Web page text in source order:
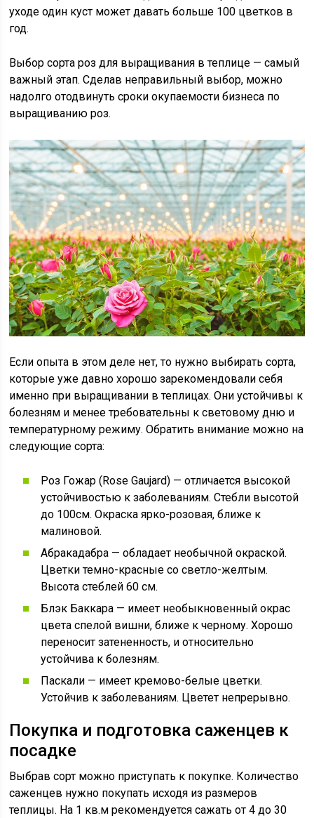
уходе один куст может давать больше 100 цветков в
год.
Выбор сорта роз для выращивания в теплице — самый
важный этап. Сделав неправильный выбор, можно
надолго отодвинуть сроки окупаемости бизнеса по
выращиванию роз.
Если опыта в этом деле нет, то нужно выбирать сорта,
которые уже давно хорошо зарекомендовали себя
именно при выращивании в теплицах. Они устойчивы к
болезням и менее требовательны к световому дню и
температурному режиму. Обратить внимание можно на
следующие сорта:
Роз Гожар (Rose Gaujard) — отличается высокой
устойчивостью к заболеваниям. Стебли высотой
до 100см. Окраска ярко-розовая, ближе к
малиновой.
Абракадабра — обладает необычной окраской.
Цветки темно-красные со светло-желтым.
Высота стеблей 60 см.
Блэк Баккара — имеет необыкновенный окрас
цвета спелой вишни, ближе к черному. Хорошо
переносит затененность, и относительно
устойчива к болезням.
Паскали — имеет кремово-белые цветки.
Устойчив к заболеваниям. Цветет непрерывно.
Покупка и подготовка саженцев к
посадке
Выбрав сорт можно приступать к покупке. Количество
саженцев нужно покупать исходя из размеров
теплицы. На 1 кв.м рекомендуется сажать от 4 до 30